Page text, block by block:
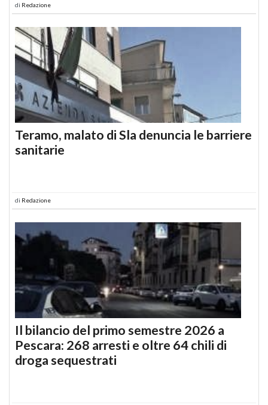
di Redazione
Teramo, malato di Sla denuncia le barriere
sanitarie
di Redazione
Il bilancio del primo semestre 2026 a
Pescara: 268 arresti e oltre 64 chili di
droga sequestrati